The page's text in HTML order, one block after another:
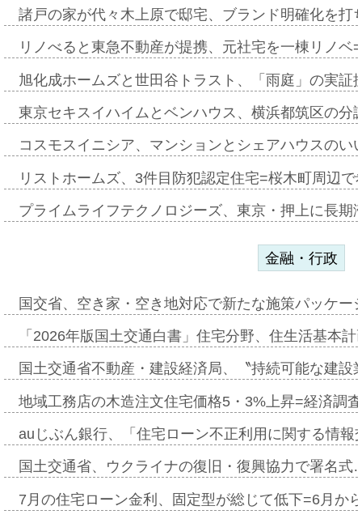
諸戸の家が代々木上原で邸宅、ブランド明確化を
リノべると東急不動産が提携、元社宅を一棟リノ
旭化成ホームズと世田谷トラスト、「雨庭」の実
東京セキスイハイムとベンハウス、横浜都筑区の
コスモスイニシア、マンションとシェアハウスの
リストホームズ、3件目防犯認定住宅=桜木町周辺
プライムライフテクノロジーズ、東京・押上に長
金融・行政
国交省、空き家・空き地対応で新たな施策パッケ
「2026年版国土交通白書」住宅分野、住生活基本
国土交通省不動産・建設経済局、〝持続可能な建
地域工務店の木造注文住宅価格5・3%上昇=経済調
auじぶん銀行、「住宅ローン不正利用に関する情
国土交通省、ウクライナの復旧・復興協力で署名
7月の住宅ローン金利、固定型が総じて低下=6月か